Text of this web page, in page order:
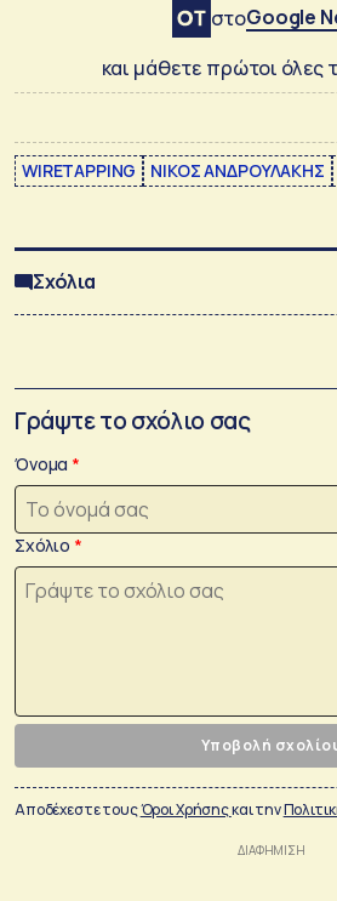
στοGoogle
και μάθετε πρώτοι όλες
WIRETAPPING ΝΙΚΟΣ ΑΝΔΡΟΥΛΑΚΗΣ
Σχόλια
Γράψτε το σχόλιο σας
Όνομα
Σχόλιο
Υποβολή
Αποδέχεστε τουςΌροι Χρήσηςκαι την